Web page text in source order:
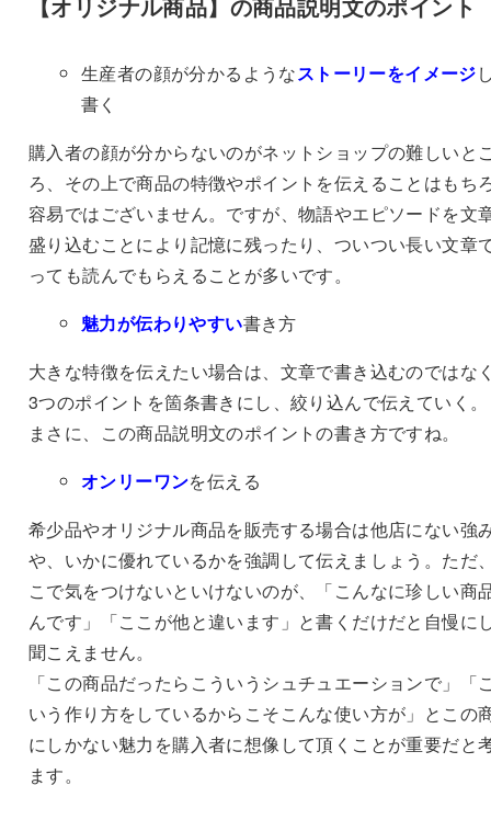
生産者の顔が分かるようなストーリーをイメージ
書く
購入者の顔が分からないのがネットショップの難しいと
ろ、その上で商品の特徴やポイントを伝えることはもち
容易ではございません。ですが、物語やエピソードを文
盛り込むことにより記憶に残ったり、ついつい長い文章
っても読んでもらえることが多いです。
魅力が伝わりやすい書き方
大きな特徴を伝えたい場合は、文章で書き込むのではな
3つのポイントを箇条書きにし、絞り込んで伝えていく。
まさに、この商品説明文のポイントの書き方ですね。
オンリーワンを伝える
希少品やオリジナル商品を販売する場合は他店にない強
や、いかに優れているかを強調して伝えましょう。ただ
こで気をつけないといけないのが、「こんなに珍しい商
んです」「ここが他と違います」と書くだけだと自慢に
聞こえません。
「この商品だったらこういうシュチュエーションで」「
いう作り方をしているからこそこんな使い方が」とこの
にしかない魅力を購入者に想像して頂くことが重要だと
ます。